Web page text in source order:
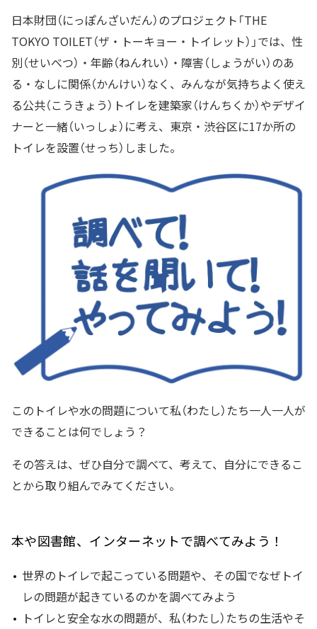
日本財団（にっぽんざいだん）のプロジェクト「THE
TOKYO TOILET（ザ・トーキョー・トイレット）」では、性
別（せいべつ）・年齢（ねんれい）・障害（しょうがい）のあ
る・なしに関係（かんけい）なく、みんなが気持ちよく使え
る公共（こうきょう）トイレを建築家（けんちくか）やデザイ
ナーと一緒（いっしょ）に考え、東京・渋谷区に17か所の
トイレを設置（せっち）しました。
このトイレや水の問題について私（わたし）たち一人一人が
できることは何でしょう？
その答えは、ぜひ自分で調べて、考えて、自分にできるこ
とから取り組んでみてください。
本や図書館、インターネットで調べてみよう！
世界のトイレで起こっている問題や、その国でなぜトイ
レの問題が起きているのかを調べてみよう
トイレと安全な水の問題が、私（わたし）たちの生活やそ